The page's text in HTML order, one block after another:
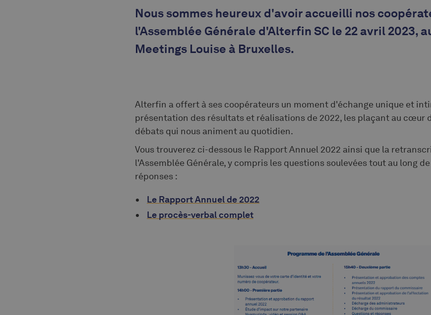
Nous sommes heureux d'avoir accueilli nos
l'Assemblée Générale d'Alterfin SC le 22 avril 2023,
Meetings Louise à Bruxelles.
Alterfin a offert à ses coopérateurs un moment d'échange unique et
présentation des résultats et réalisations de 2022, les plaçant au cœur
débats qui nous animent au quotidien.
Vous trouverez ci-dessous le Rapport Annuel 2022 ainsi que la
l'Assemblée Générale, y compris les questions soulevées tout au long
réponses :
Le Rapport Annuel de 2022
Le procès-verbal complet